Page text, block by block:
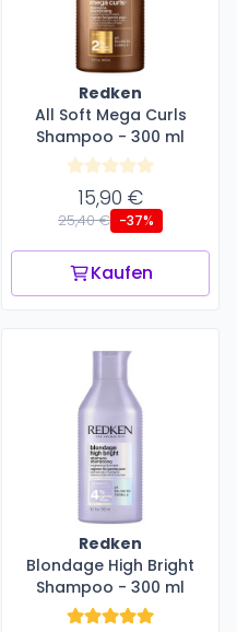
Redken
All Soft Mega Curls
Shampoo - 300 ml
15,90 €
25,40 € -37%
Kaufen
Redken
Blondage High Bright
Shampoo - 300 ml